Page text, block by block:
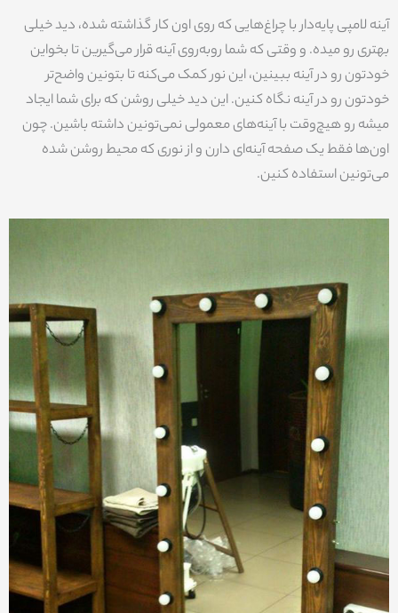
آینه لامپی پایه‌دار با چراغ‌هایی که روی اون کار گذاشته شده، دید خیلی
بهتری رو میده. و وقتی که شما روبه‌روی آینه قرار می‌گیرین تا بخواین
خودتون رو در آینه ببینین، این نور کمک می‌کنه تا بتونین واضح‌تر
خودتون رو در آینه نگاه کنین. این دید خیلی روشن که برای شما ایجاد
میشه رو هیچ‌وقت با آینه‌های معمولی نمی‌تونین داشته باشین. چون
اون‌ها فقط یک صفحه آینه‌ای دارن و از نوری که محیط روشن شده
می‌تونین استفاده کنین.